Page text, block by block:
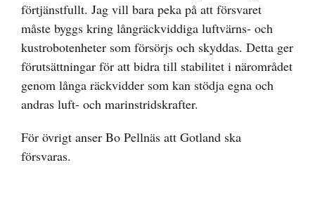
förtjänstfullt. Jag vill bara peka på att försvaret
måste byggs kring långräckviddiga luftvärns- och
kustrobotenheter som försörjs och skyddas. Detta ger
förutsättningar för att bidra till stabilitet i närområdet
genom långa räckvidder som kan stödja egna och
andras luft- och marinstridskrafter.
För övrigt anser Bo Pellnäs att Gotland ska
försvaras.